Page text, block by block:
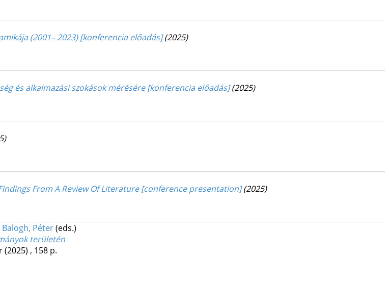
(2001– 2023) [konferencia előadás] (2025)
és alkalmazási szokások mérésére [konferencia előadás] (2025)
From A Review Of Literature [conference presentation] (2025)
Balogh, Péter(eds.)
területén
(2025) , 158 p.